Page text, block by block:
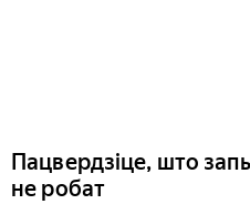
Пацвердзіце, што
не робат